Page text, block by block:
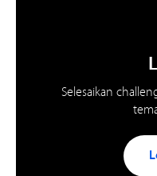
Selesaikan